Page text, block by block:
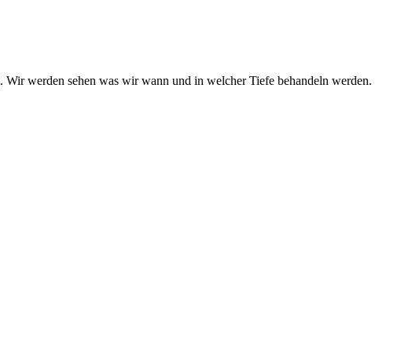
werden sehen was wir wann und in welcher Tiefe behandeln werden.